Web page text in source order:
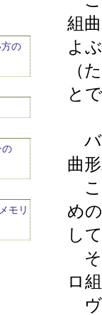
の
の
モリ
組
よ
（
と
バ
曲
こ
め
し
そ
ロ
ヴ